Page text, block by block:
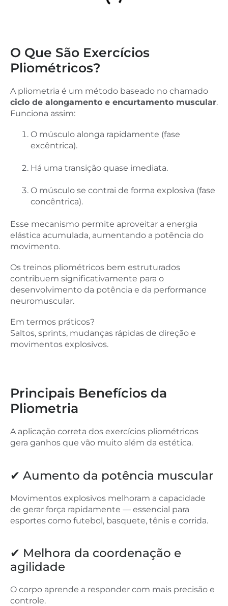
O Que São Exercícios
Pliométricos?
A pliometria é um método baseado no chamado
ciclo de alongamento e encurtamento muscular.
Funciona assim:
O músculo alonga rapidamente (fase
excêntrica).
Há uma transição quase imediata.
O músculo se contrai de forma explosiva (fase
concêntrica).
Esse mecanismo permite aproveitar a energia
elástica acumulada, aumentando a potência do
movimento.
Os treinos pliométricos bem estruturados
contribuem significativamente para o
desenvolvimento da potência e da performance
neuromuscular.
Em termos práticos?
Saltos, sprints, mudanças rápidas de direção e
movimentos explosivos.
Principais Benefícios da
Pliometria
A aplicação correta dos exercícios pliométricos
gera ganhos que vão muito além da estética.
✔ Aumento da potência muscular
Movimentos explosivos melhoram a capacidade
de gerar força rapidamente — essencial para
esportes como futebol, basquete, tênis e corrida.
✔ Melhora da coordenação e
agilidade
O corpo aprende a responder com mais precisão e
controle.